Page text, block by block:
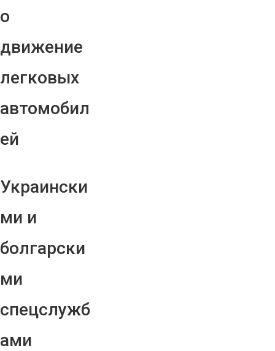
о
движение
легковых
автомобил
ей
Украински
ми и
болгарски
ми
спецслужб
ами